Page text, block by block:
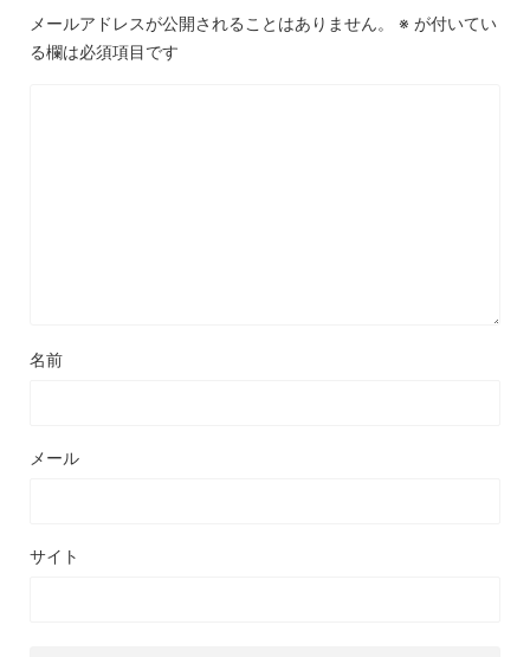
メールアドレスが公開されることはありません。 ※ が付いてい
る欄は必須項目です
名前
メール
サイト